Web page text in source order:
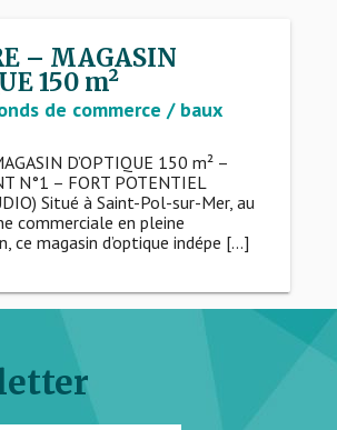
– MAGASIN
150 m²
de commerce / baux
D’OPTIQUE 150 m² –
N°1 – FORT POTENTIEL
Situé à Saint-Pol-sur-Mer, au
commerciale en pleine
ce magasin d’optique indépe [...]